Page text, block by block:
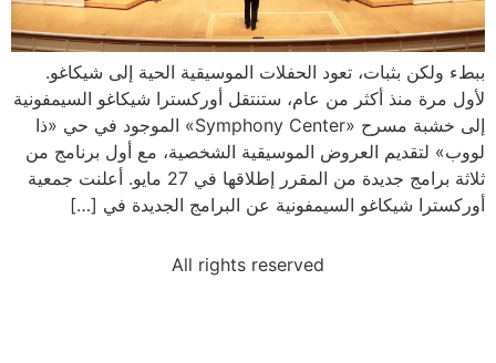
ببطء ولكن بثبات، تعود الحفلات الموسيقية الحية إلى شيكاغو.
لأول مرة منذ أكثر من عام، ستنتقل أوركسترا شيكاغو السيمفونية
إلى خشبة مسرح «Symphony Center» الموجود في حي «ذا
لووب» لتقديم العروض الموسيقية الشخصية، مع أول برنامج من
ثلاثة برامج جديدة من المقرر إطلاقها في 27 مايو. أعلنت جمعية
أوركسترا شيكاغو السيمفونية عن البرامج الجديدة في […]
All rights reserved